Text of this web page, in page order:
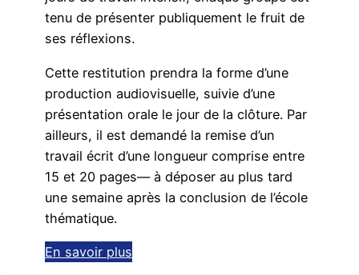
tenu de présenter publiquement le fruit de
ses réflexions.
Cette restitution prendra la forme d’une
production audiovisuelle, suivie d’une
présentation orale le jour de la clôture. Par
ailleurs, il est demandé la remise d’un
travail écrit d’une longueur comprise entre
15 et 20 pages— à déposer au plus tard
une semaine après la conclusion de l’école
thématique.
En savoir plus